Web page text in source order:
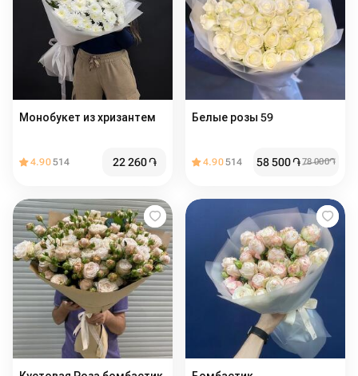
Монобукет из хризантем
4.90514 22 260֏
Белые розы 59
4.90514 58 500֏78 000֏